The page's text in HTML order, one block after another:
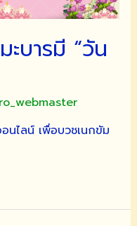
บารมี “วัน
นไลน์ เพื่อบวชเนกขัม